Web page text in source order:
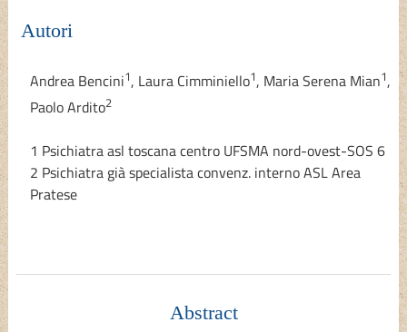
Autori
Andrea Bencini1, Laura Cimminiello1, Maria Serena Mian1,
Paolo Ardito2
1 Psichiatra asl toscana centro UFSMA nord-ovest-SOS 6
2 Psichiatra già specialista convenz. interno ASL Area
Pratese
Abstract